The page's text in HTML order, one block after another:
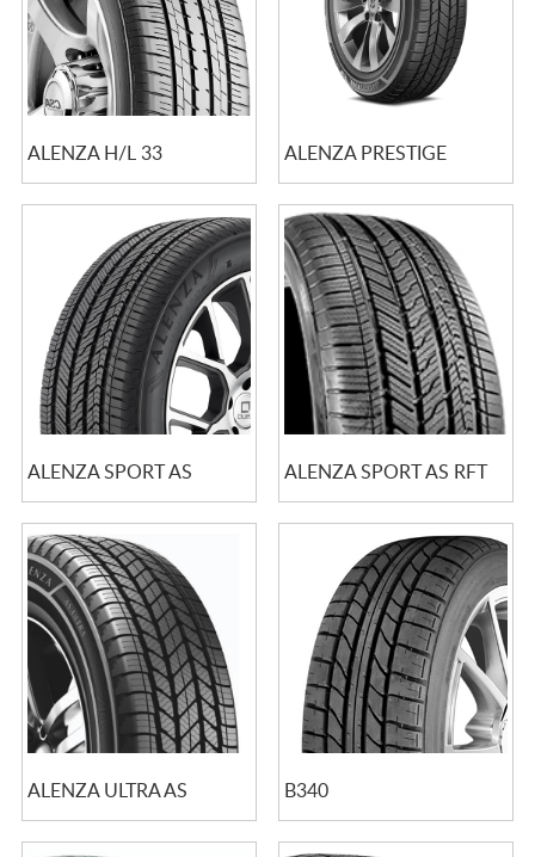
ALENZA H/L 33 ALENZA PRESTIGE
ALENZA SPORT AS ALENZA SPORT AS RFT
ALENZA ULTRA AS B340